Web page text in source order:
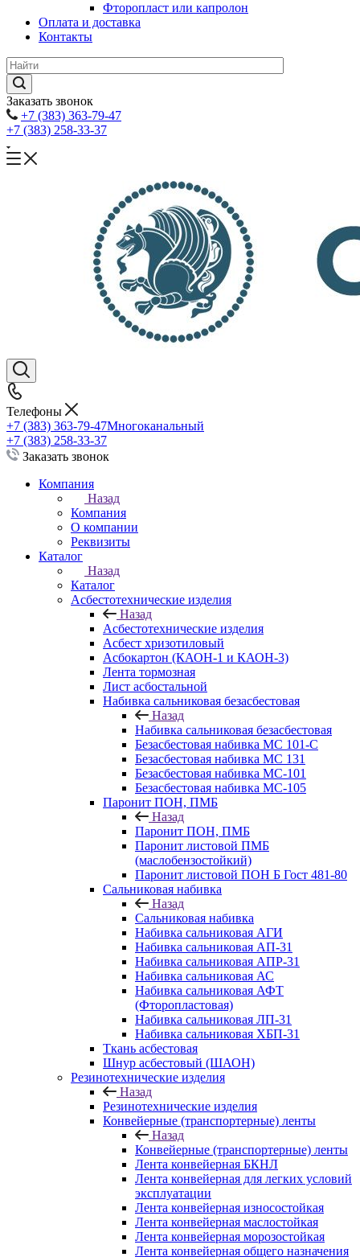
Фторопласт или капролон
Оплата и доставка
Контакты
Заказать звонок
+7 (383) 363-79-47
+7 (383) 258-33-37
Телефоны
+7 (383) 363-79-47Многоканальный
+7 (383) 258-33-37
Заказать звонок
Компания
Назад
Компания
О компании
Реквизиты
Каталог
Назад
Каталог
Асбестотехнические изделия
Назад
Асбестотехнические изделия
Асбест хризотиловый
Асбокартон (КАОН-1 и КАОН-3)
Лента тормозная
Лист асбостальной
Набивка сальниковая безасбестовая
Назад
Набивка сальниковая безасбестовая
Безасбестовая набивка МС 101-С
Безасбестовая набивка МС 131
Безасбестовая набивка МС-101
Безасбестовая набивка МС-105
Паронит ПОН, ПМБ
Назад
Паронит ПОН, ПМБ
Паронит листовой ПМБ
(маслобензостойкий)
Паронит листовой ПОН Б Гост 481-80
Сальниковая набивка
Назад
Сальниковая набивка
Набивка сальниковая АГИ
Набивка сальниковая АП-31
Набивка сальниковая АПР-31
Набивка сальниковая АС
Набивка сальниковая АФТ
(Фторопластовая)
Набивка сальниковая ЛП-31
Набивка сальниковая ХБП-31
Ткань асбестовая
Шнур асбестовый (ШАОН)
Резинотехнические изделия
Назад
Резинотехнические изделия
Конвейерные (транспортерные) ленты
Назад
Конвейерные (транспортерные) ленты
Лента конвейерная БКНЛ
Лента конвейерная для легких условий
эксплуатации
Лента конвейерная износостойкая
Лента конвейерная маслостойкая
Лента конвейерная морозостойкая
Лента конвейерная общего назначения